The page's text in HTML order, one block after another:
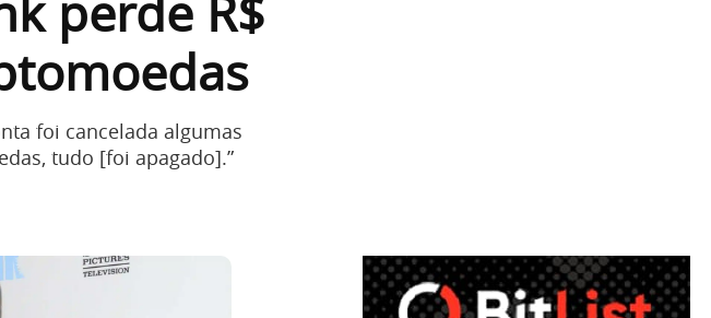
perde R$
foi cancelada algumas
tudo [foi apagado].”